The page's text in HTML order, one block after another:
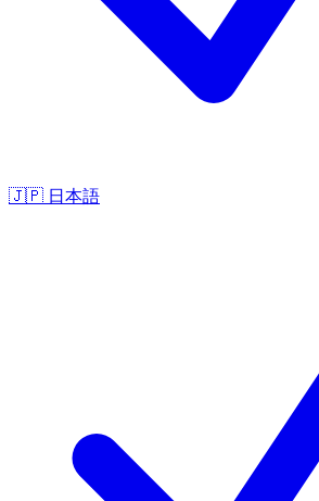
🇯🇵 日本語